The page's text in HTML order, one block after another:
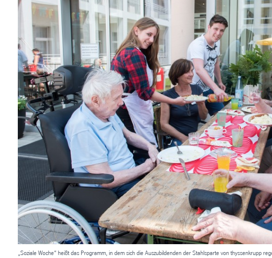
„Soziale Woche“ heißt das Programm, in dem sich die Auszubildenden der Stahlsparte von thyssenkrupp